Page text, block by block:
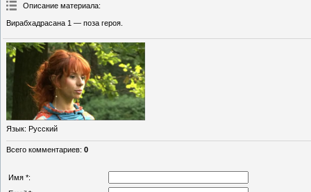
Описание материала:
Вирабхадрасана 1 — поза героя.
Язык: Русский
Всего комментариев: 0
Имя *: